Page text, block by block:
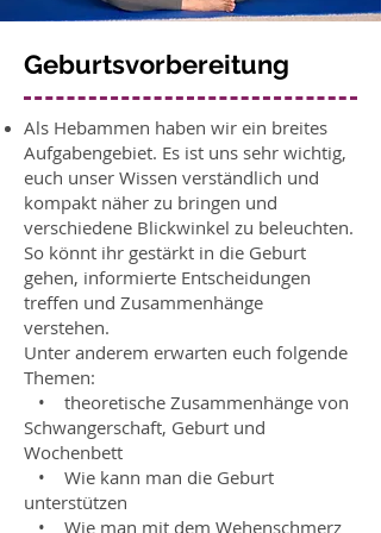
Geburtsvorbereitung
Als Hebammen haben wir ein breites
Aufgabengebiet. Es ist uns sehr wichtig,
euch unser Wissen verständlich und
kompakt näher zu bringen und
verschiedene Blickwinkel zu beleuchten.
So könnt ihr gestärkt in die Geburt
gehen, informierte Entscheidungen
treffen und Zusammenhänge
verstehen.
Unter anderem erwarten euch folgende
Themen:
• theoretische Zusammenhänge von
Schwangerschaft, Geburt und
Wochenbett
• Wie kann man die Geburt
unterstützen
• Wie man mit dem Wehenschmerz